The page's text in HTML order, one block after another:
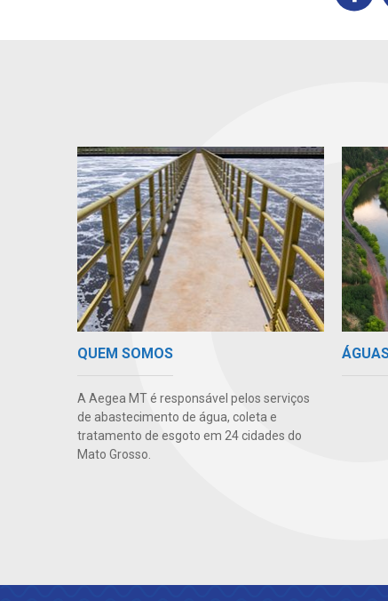
QUEM SOMOS
A Aegea MT é responsável pelos serviços
de abastecimento de água, coleta e
tratamento de esgoto em 24 cidades do
Mato Grosso.